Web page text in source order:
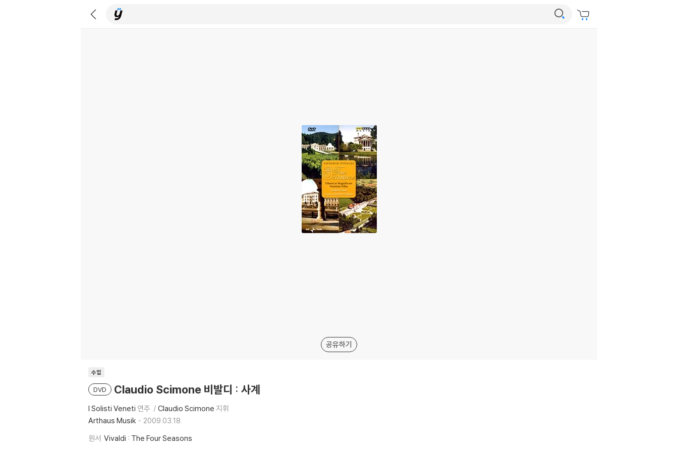
공유하기
수입
DVD Claudio Scimone 비발디 : 사계
I Solisti Veneti 연주 Claudio Scimone 지휘
Arthaus Musik
2009.03.18.
원서 Vivaldi : The Four Seasons